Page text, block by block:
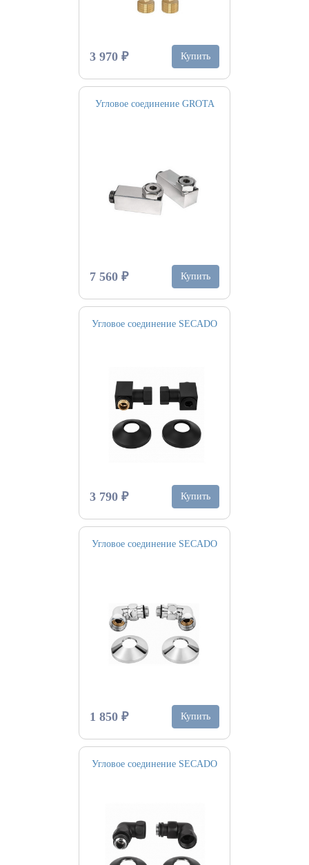
3 970 ₽ Купить
Угловое соединение GROTA
7 560 ₽ Купить
Угловое соединение SECADO
3 790 ₽ Купить
Угловое соединение SECADO
1 850 ₽ Купить
Угловое соединение SECADO